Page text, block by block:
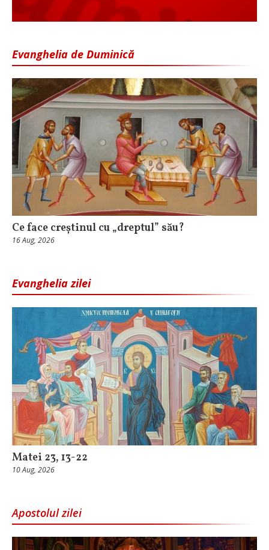
Evanghelia de Duminică
Ce face creștinul cu „dreptul” său?
16 Aug, 2026
Evanghelia zilei
Matei 23, 13-22
10 Aug, 2026
Apostolul zilei